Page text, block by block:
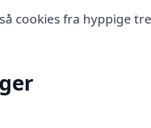
cookies fra hyppige